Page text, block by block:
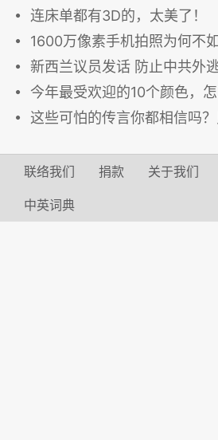
连床单都有3D的，太美了！
1600万像素手机拍照为何不
新西兰议员发话 防止中共外
今年最受欢迎的10个颜色，怎
这些可怕的传言你都相信吗？见
联络我们 捐款 关于我们
中英词典